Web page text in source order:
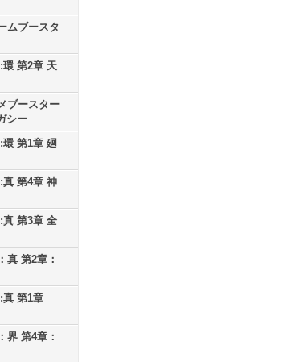
ムブースタ
環 第2章 天
ブースター
シー
環 第1章 廻
真 第4章 神
真 第3章 全
真 第2章：
真 第1章
界 第4章：